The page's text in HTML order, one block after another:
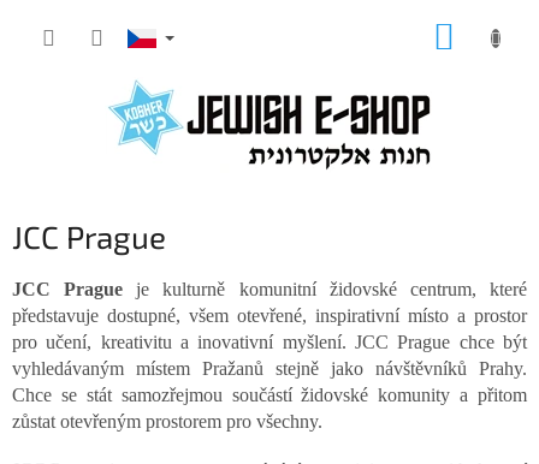
JCC Prague
JCC Prague je kulturně komunitní židovské centrum, které
představuje dostupné, všem otevřené, inspirativní místo a prostor
pro učení, kreativitu a inovativní myšlení. JCC Prague chce být
vyhledávaným místem Pražanů stejně jako návštěvníků Prahy.
Chce se stát samozřejmou součástí židovské komunity a přitom
zůstat otevřeným prostorem pro všechny.